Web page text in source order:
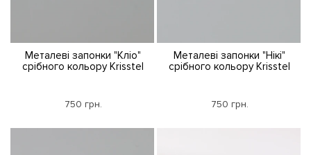
Металеві запонки "Кліо"
срібного кольору Krisstel
750 грн.
Металеві запонки "Нікі"
срібного кольору Krisstel
750 грн.